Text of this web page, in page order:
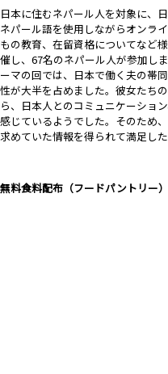
日本に住むネパール人を対象に、
ネパール語を使用しながらオンラ
もの教育、在留資格についてなど
催し、67名のネパール人が参加し
ーマの回では、日本で働く夫の帯
性が大半を占めました。彼女たち
ら、日本人とのコミュニケーショ
感じているようでした。そのため
求めていた情報を得られて満足し
無料食料配布（フードパントリー